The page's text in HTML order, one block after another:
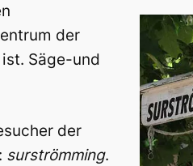
der
Säge-und
der
surströmming.